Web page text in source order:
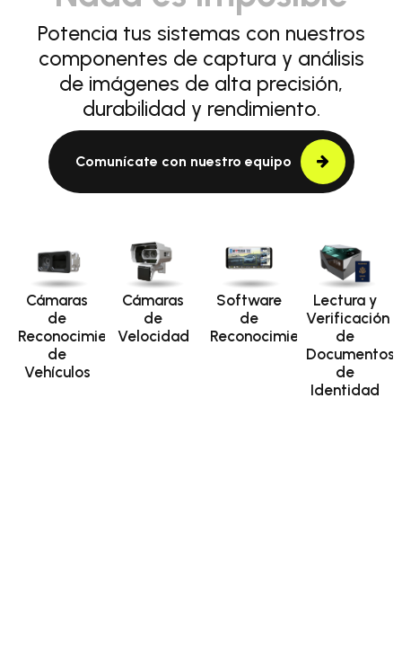
Potencia tus sistemas con nuestros
componentes de captura y análisis
de imágenes de alta precisión,
durabilidad y rendimiento.
Comunícate con nuestro equipo
Cámaras
de
Reconocimiento
de
Vehículos
Cámaras
de
Velocidad
Software
de
Reconocimiento
Lectura y
Verificación
de
Documentos
de
Identidad